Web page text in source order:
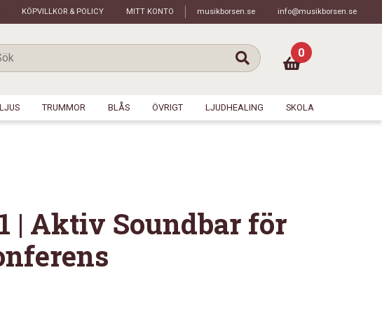
KÖPVILLKOR & POLICY MITT KONTO musikborsen.se info@musikborsen.se
0
TRUMMOR BLÅS ÖVRIGT LJUDHEALING SKOLA
| Aktiv Soundbar för